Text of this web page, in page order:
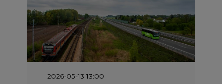
2026-05-13 13:00